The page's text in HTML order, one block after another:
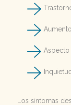
Aspecto
Los síntomas